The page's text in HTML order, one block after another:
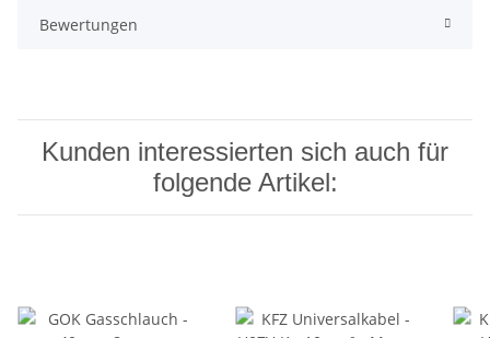
Bewertungen
Kunden interessierten sich auch für
folgende Artikel: